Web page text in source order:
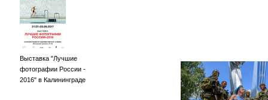
Выставка "Лучшие
фотографии России -
2016" в Калининграде